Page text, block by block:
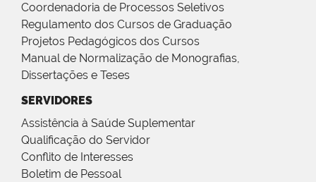
Coordenadoria de Processos Seletivos
Regulamento dos Cursos de Graduação
Projetos Pedagógicos dos Cursos
Manual de Normalização de Monografias,
Dissertações e Teses
SERVIDORES
Assistência à Saúde Suplementar
Qualificação do Servidor
Conflito de Interesses
Boletim de Pessoal